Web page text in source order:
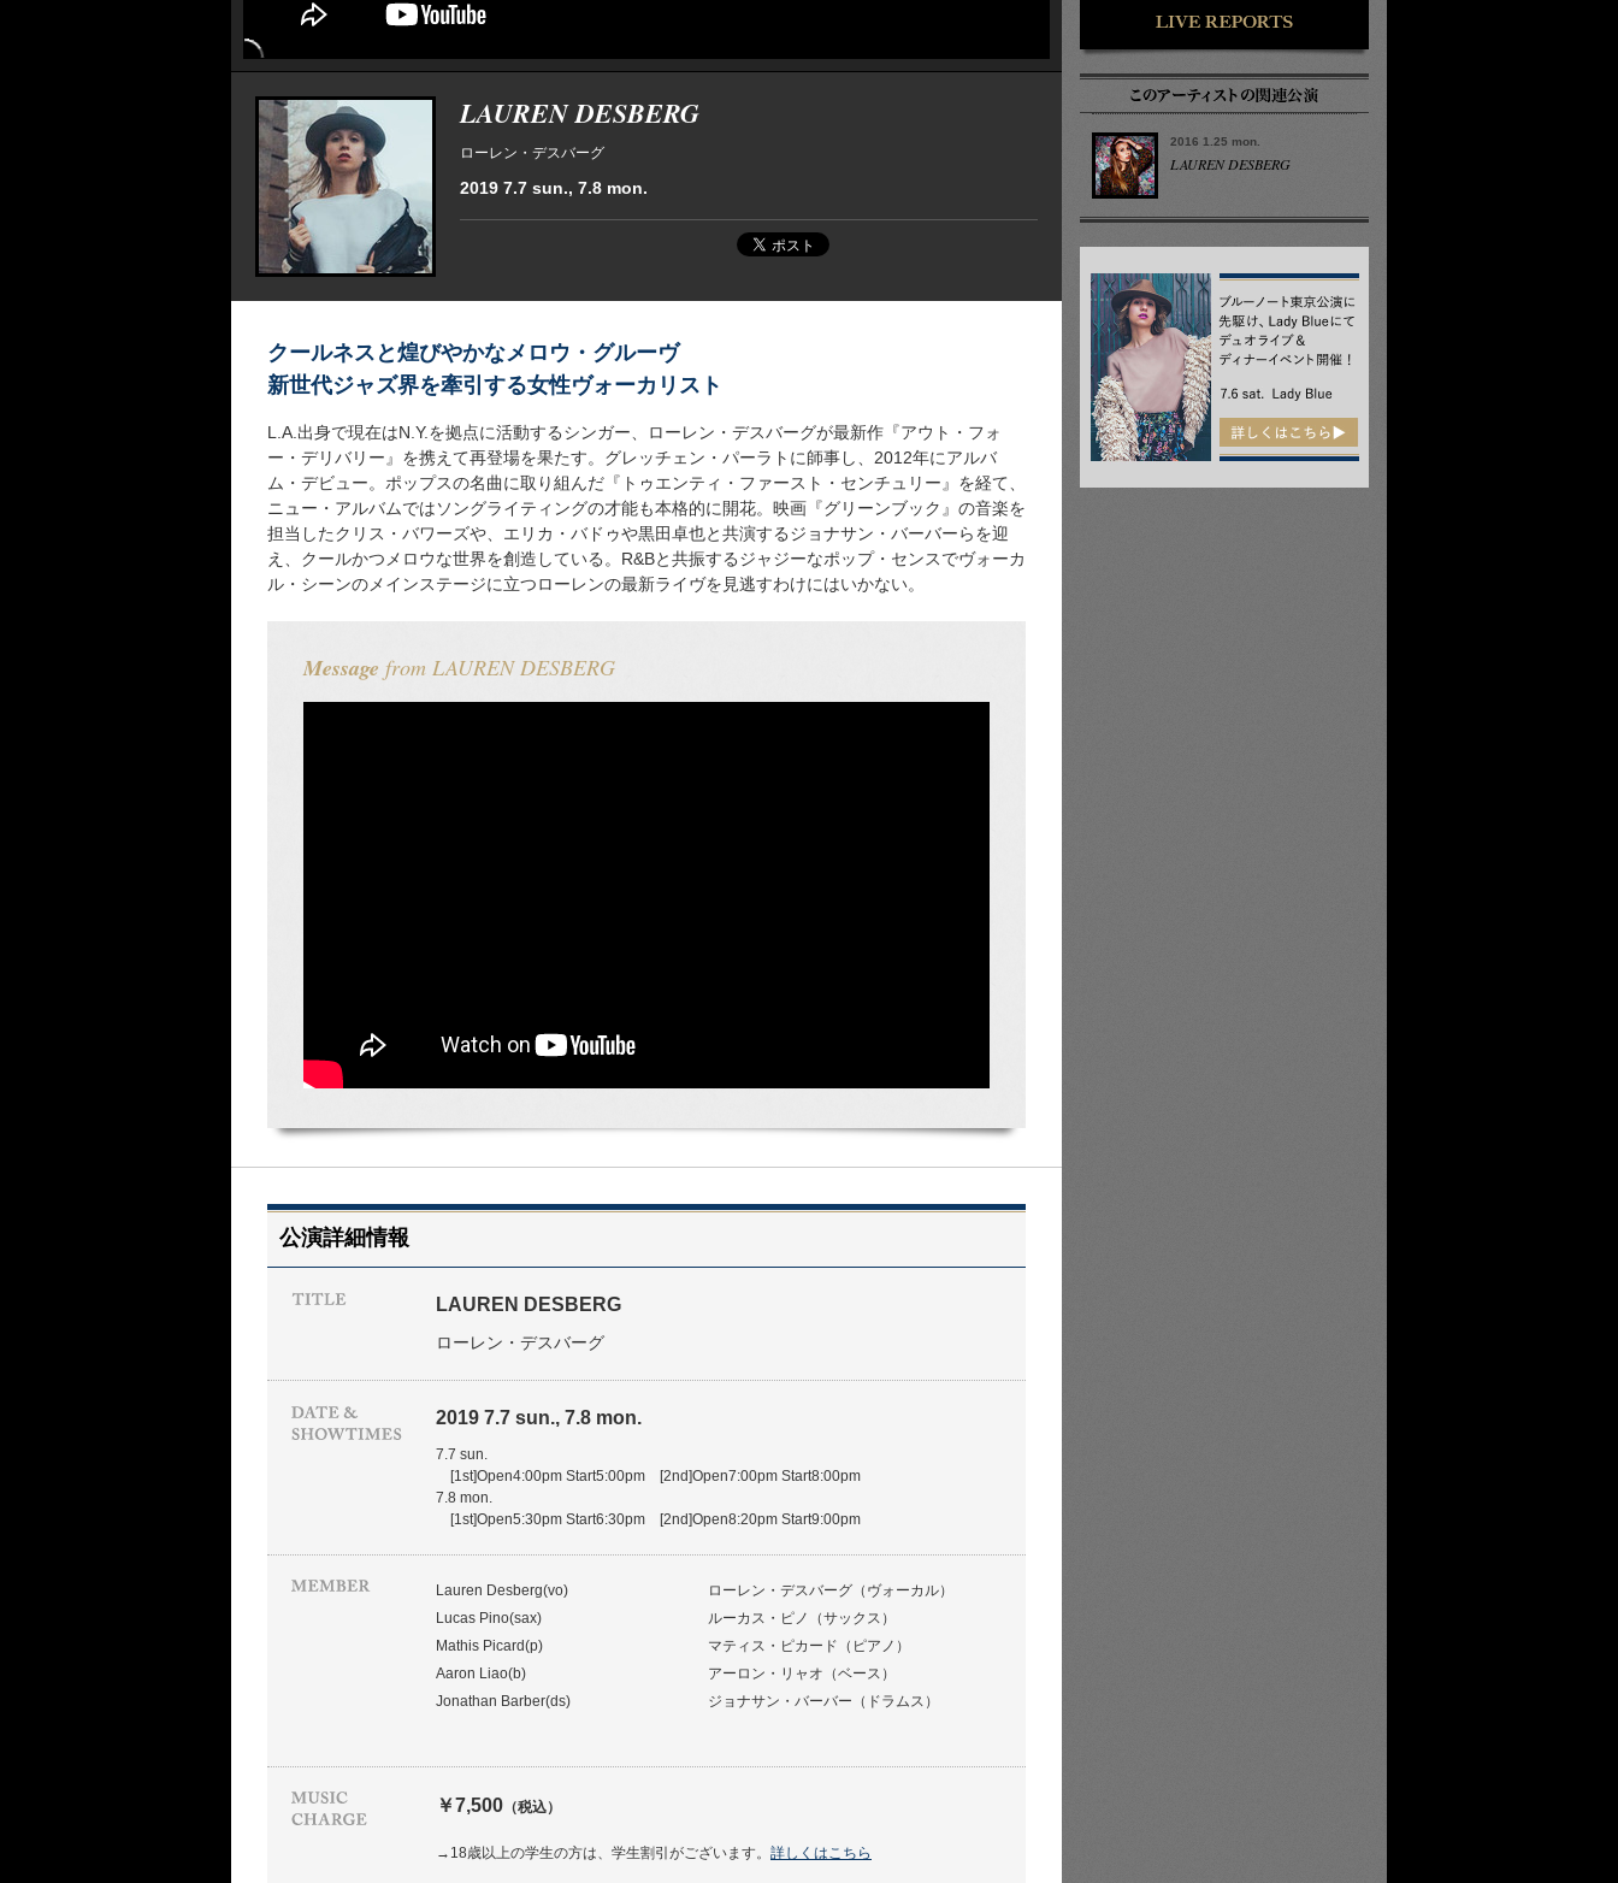
LAUREN DESBERG
ローレン・デスバーグ
2019 7.7 sun., 7.8 mon.
クールネスと煌びやかなメロウ・グルーヴ
新世代ジャズ界を牽引する女性ヴォーカリスト
L.A.出身で現在はN.Y.を拠点に活動するシンガー、ローレン・デスバーグが最新作『アウト・フォ
ー・デリバリー』を携えて再登場を果たす。グレッチェン・パーラトに師事し、2012年にアルバ
ム・デビュー。ポップスの名曲に取り組んだ『トゥエンティ・ファースト・センチュリー』を経て、
ニュー・アルバムではソングライティングの才能も本格的に開花。映画『グリーンブック』の音楽を
担当したクリス・バワーズや、エリカ・バドゥや黒田卓也と共演するジョナサン・バーバーらを迎
え、クールかつメロウな世界を創造している。R&Bと共振するジャジーなポップ・センスでヴォーカ
ル・シーンのメインステージに立つローレンの最新ライヴを見逃すわけにはいかない。
Message from LAUREN DESBERG
公演詳細情報
LAUREN DESBERG
ローレン・デスバーグ
2019 7.7 sun., 7.8 mon.
7.7 sun.
[1st]Open4:00pm Start5:00pm [2nd]Open7:00pm Start8:00pm
7.8 mon.
[1st]Open5:30pm Start6:30pm [2nd]Open8:20pm Start9:00pm
Lauren Desberg(vo)
ローレン・デスバーグ（ヴォーカル）
Lucas Pino(sax)
ルーカス・ピノ（サックス）
Mathis Picard(p)
マティス・ピカード（ピアノ）
Aaron Liao(b)
アーロン・リャオ（ベース）
Jonathan Barber(ds)
ジョナサン・バーバー（ドラムス）
￥7,500 （税込）
→18歳以上の学生の方は、学生割引がございます。 詳しくはこちら
2016 1.25 mon.
LAUREN DESBERG